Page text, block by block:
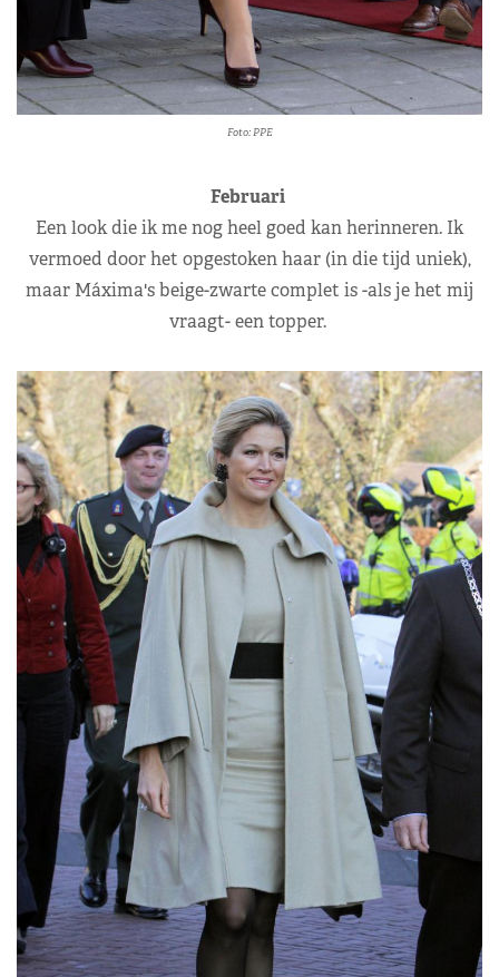
Foto: PPE
Februari
Een look die ik me nog heel goed kan herinneren. Ik
vermoed door het opgestoken haar (in die tijd uniek),
maar Máxima's beige-zwarte complet is -als je het mij
vraagt- een topper.